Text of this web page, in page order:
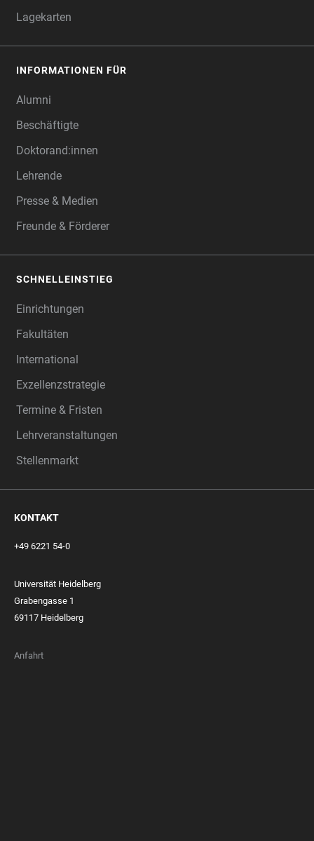
Lagekarten
INFORMATIONEN FÜR
Alumni
Beschäftigte
Doktorand:innen
Lehrende
Presse & Medien
Freunde & Förderer
SCHNELLEINSTIEG
Einrichtungen
Fakultäten
International
Exzellenzstrategie
Termine & Fristen
Lehrveranstaltungen
Stellenmarkt
KONTAKT
+49 6221 54-0
Universität Heidelberg
Grabengasse 1
69117 Heidelberg
Anfahrt